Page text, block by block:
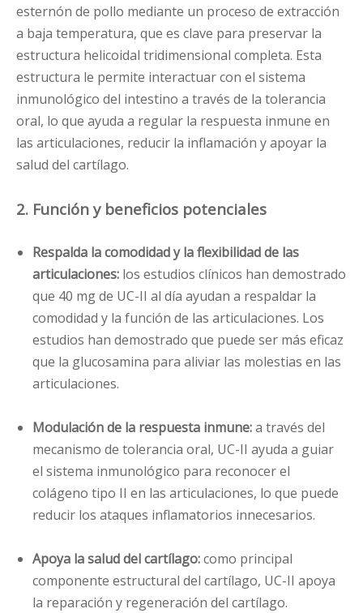
esternón de pollo mediante un proceso de extracción
a baja temperatura, que es clave para preservar la
estructura helicoidal tridimensional completa. Esta
estructura le permite interactuar con el sistema
inmunológico del intestino a través de la tolerancia
oral, lo que ayuda a regular la respuesta inmune en
las articulaciones, reducir la inflamación y apoyar la
salud del cartílago.
2. Función y beneficios potenciales
Respalda la comodidad y la flexibilidad de las
articulaciones: los estudios clínicos han demostrado
que 40 mg de UC-II al día ayudan a respaldar la
comodidad y la función de las articulaciones. Los
estudios han demostrado que puede ser más eficaz
que la glucosamina para aliviar las molestias en las
articulaciones.
Modulación de la respuesta inmune:a través del
mecanismo de tolerancia oral, UC-II ayuda a guiar
el sistema inmunológico para reconocer el
colágeno tipo II en las articulaciones, lo que puede
reducir los ataques inflamatorios innecesarios.
Apoya la salud del cartílago:como principal
componente estructural del cartílago, UC-II apoya
la reparación y regeneración del cartílago.